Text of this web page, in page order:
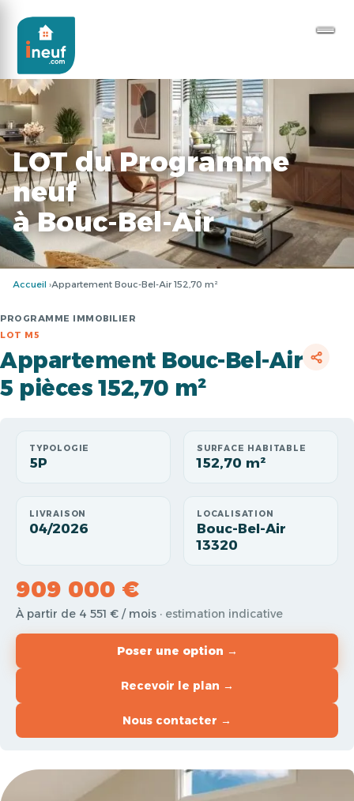
LOT du Programme
neuf
à Bouc-Bel-Air
Accueil Appartement Bouc-Bel-Air 152,70 m²
PROGRAMME IMMOBILIER
LOT M5
Appartement Bouc-Bel-Air
5 pièces 152,70 m²
TYPOLOGIE
5P
SURFACE HABITABLE
152,70 m²
LIVRAISON
04/2026
LOCALISATION
Bouc-Bel-Air
13320
909 000 €
À partir de 4 551 € / mois · estimation indicative
Poser une option →
Recevoir le plan →
Nous contacter →